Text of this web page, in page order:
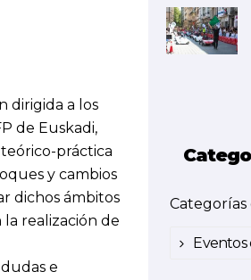
dirigida a los
de Euskadi,
práctica
y cambios
dichos ámbitos
realización de
e
Eventos